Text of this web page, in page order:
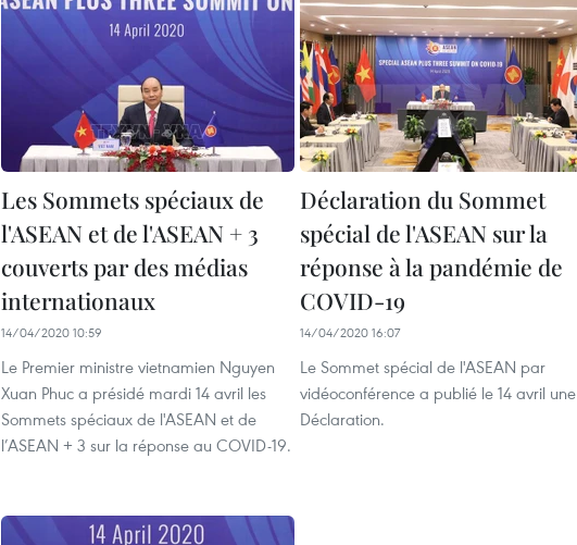
Les Sommets spéciaux de
l'ASEAN et de l'ASEAN + 3
couverts par des médias
internationaux
14/04/2020 10:59
Le Premier ministre vietnamien Nguyen
Xuan Phuc a présidé mardi 14 avril les
Sommets spéciaux de l'ASEAN et de
l’ASEAN + 3 sur la réponse au COVID-19.
Déclaration du Sommet
spécial de l'ASEAN sur la
réponse à la pandémie de
COVID-19
14/04/2020 16:07
Le Sommet spécial de l'ASEAN par
vidéoconférence a publié le 14 avril une
Déclaration.